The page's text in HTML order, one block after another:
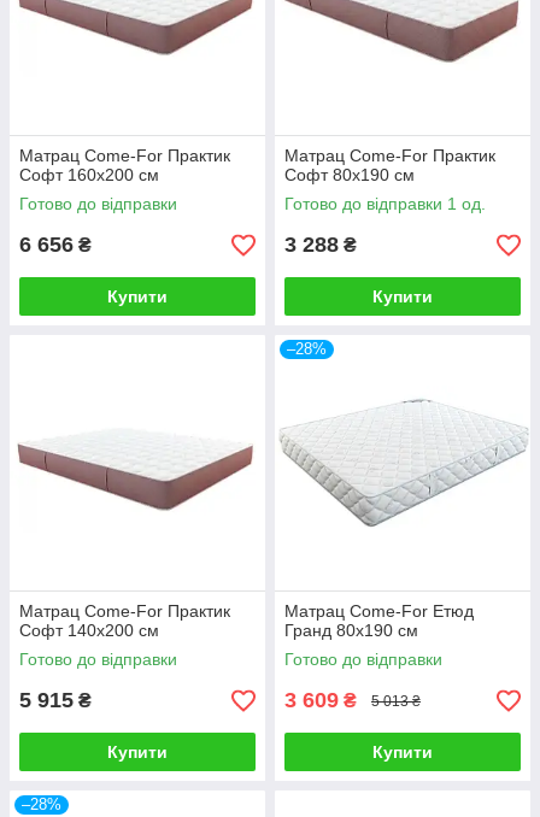
Матрац Come-For Практик
Софт 160х200 см
Готово до відправки
6 656 ₴
Купити
Матрац Come-For Практик
Софт 80х190 см
Готово до відправки 1 од.
3 288 ₴
Купити
Матрац Come-For Практик
Софт 140х200 см
Готово до відправки
5 915 ₴
Купити
–28%
Матрац Come-For Етюд
Гранд 80х190 см
Готово до відправки
3 609 ₴ 5 013 ₴
Купити
–28%